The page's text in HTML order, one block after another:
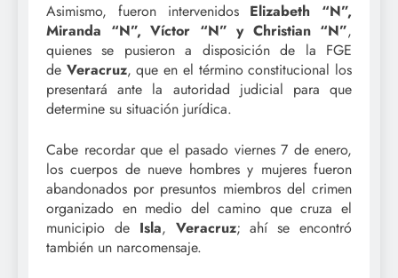
Asimismo, fueron intervenidos Elizabeth “N”,
Miranda “N”, Víctor “N” y Christian “N”,
quienes se pusieron a disposición de la FGE
de Veracruz, que en el término constitucional los
presentará ante la autoridad judicial para que
determine su situación jurídica.
Cabe recordar que el pasado viernes 7 de enero,
los cuerpos de nueve hombres y mujeres fueron
abandonados por presuntos miembros del crimen
organizado en medio del camino que cruza el
municipio de Isla, Veracruz; ahí se encontró
también un narcomensaje.